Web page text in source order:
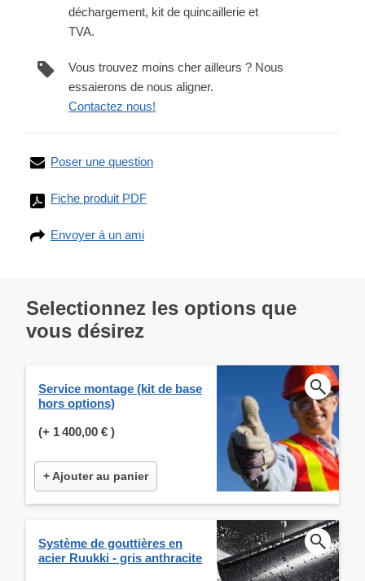
déchargement, kit de quincaillerie et
TVA.
Vous trouvez moins cher ailleurs ? Nous
essaierons de nous aligner.
Contactez nous!
Poser une question
Fiche produit PDF
Envoyer à un ami
Selectionnez les options que
vous désirez
Service montage (kit de base
hors options)
(+ 1 400,00 € )
+ Ajouter au panier
Système de gouttières en
acier Ruukki - gris anthracite